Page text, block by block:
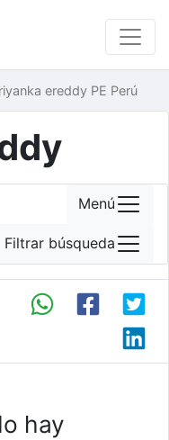
ereddy PE Perú
hay
Menú
Filtrar búsqueda